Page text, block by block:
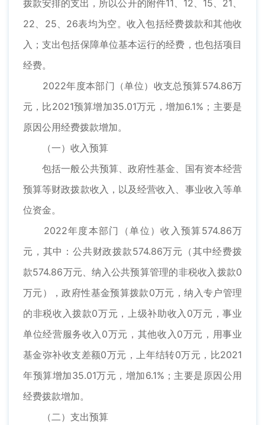
拨款安排的支出，所以公开的附件11、12、15、21、
22、25、26表均为空。收入包括经费拨款和其他收
入；支出包括保障单位基本运行的经费，也包括项目
经费。
2022年度本部门（单位）收支总预算574.86万
元，比2021预算增加35.01万元，增加6.1%；主要是
原因公用经费拨款增加。
（一）收入预算
包括一般公共预算、政府性基金、国有资本经营
预算等财政拨款收入，以及经营收入、事业收入等单
位资金。
2022年度本部门（单位）收入预算574.86万
元，其中：公共财政拨款574.86万元（其中经费拨
款574.86万元、纳入公共预算管理的非税收入拨款0
万元），政府性基金预算拨款0万元，纳入专户管理
的非税收入拨款0万元，上级补助收入0万元，事业
单位经营服务收入0万元，其他收入0万元，用事业
基金弥补收支差额0万元，上年结转0万元，比2021
年预算增加35.01万元，增加6.1%；主要是原因公用
经费拨款增加。
（二）支出预算